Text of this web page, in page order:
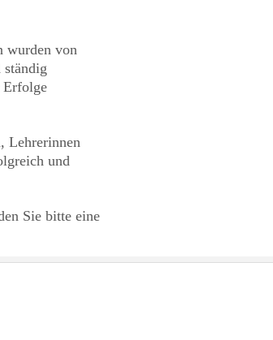
wurden von
Erfolge
Lehrerinnen
und
Sie bitte eine